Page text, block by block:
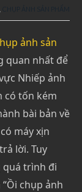
ảnh sản
quan nhất để
Nhiếp ảnh
có tốn kém
bài bản về
máy xịn
lời. Tuy
trình đi
chụp ảnh